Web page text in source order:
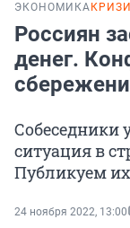
ЭКОНОМИКА
Россиян
денег.
Собеседники
ситуация в
Публикуем
24 ноября 2022, 13:00